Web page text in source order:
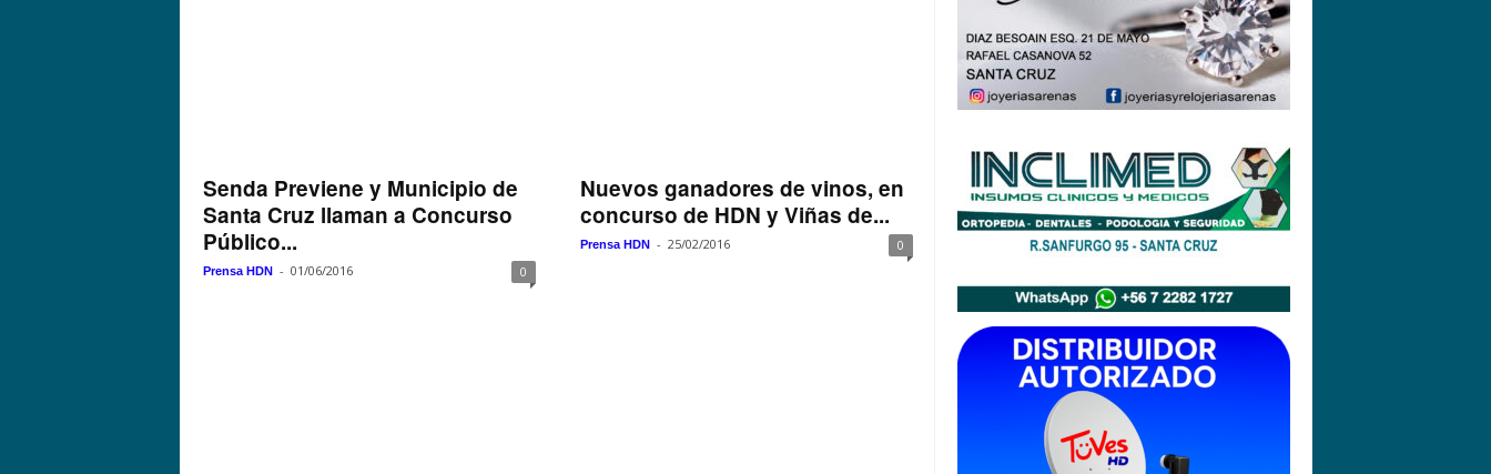
Senda Previene y Municipio de
Santa Cruz llaman a Concurso
Público...
Prensa HDN - 01/06/2016 0
Nuevos ganadores de vinos, en
concurso de HDN y Viñas de...
Prensa HDN - 25/02/2016 0